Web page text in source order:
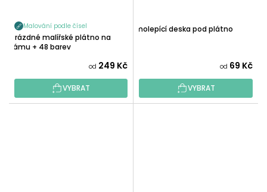
Malování podle čísel
Prázdné malířské plátno na
rámu + 48 barev
od 249 Kč
VYBRAT
Samolepící deska pod plátno
od 69 Kč
VYBRAT